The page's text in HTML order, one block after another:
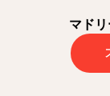
校に関する情
に連絡するこ
マドリ